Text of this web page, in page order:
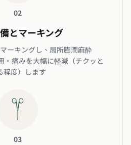
02
とマーキング
ーキングし、局所膨潤麻酔
。痛みを大幅に軽減（チクッと
程度）します
03